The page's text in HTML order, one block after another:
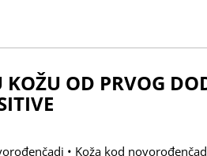
KOŽU OD PRVOG
• Koža kod